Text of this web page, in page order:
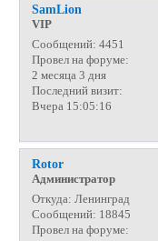
SamLion
VIP
Сообщений: 4451
Провел на форуме:
2 месяца 3 дня
Последний визит:
Вчера 15:05:16
Rotor
Администратор
Откуда: Ленинград
Сообщений: 18845
Провел на форуме: